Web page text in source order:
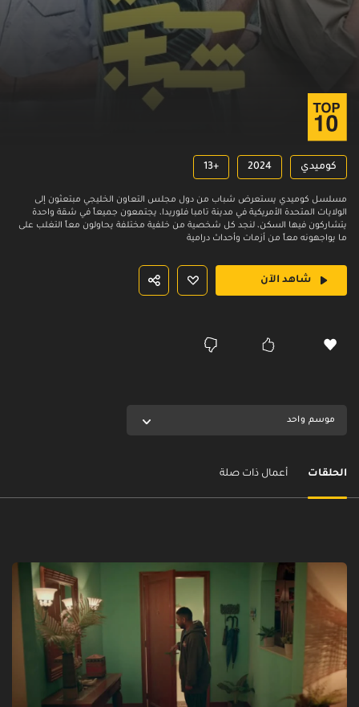
كوميدي 2024
13+
مسلسل كوميدي يستعرض شباب من دول مجلس التعاون الخليجي مبتعثون إلى
الولايات المتحدة الأمريكية في مدينة تامبا فلوريدا، يجتمعون جميعاً في شقة واحدة
يتشاركون فيها السكن، لنجد كل شخصية من خلفية مختلفة يحاولون معاً التغلب على
ما يواجهونه معاً من أزمات وأحداث درامية
شاهد الآن
موسم واحد
الحلقات أعمال ذات صلة